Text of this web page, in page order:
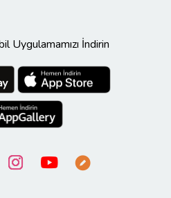
Uygulamamızı İndirin